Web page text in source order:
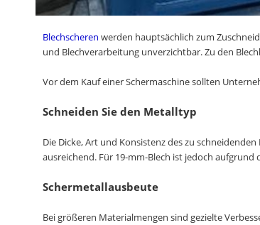
Blechscheren werden hauptsächlich zum
und Blechverarbeitung unverzichtbar. Zu den
Vor dem Kauf einer Schermaschine sollten
Schneiden Sie den Metalltyp
Die Dicke, Art und Konsistenz des zu
ausreichend. Für 19-mm-Blech ist jedoch
Schermetallausbeute
Bei größeren Materialmengen sind gezielte